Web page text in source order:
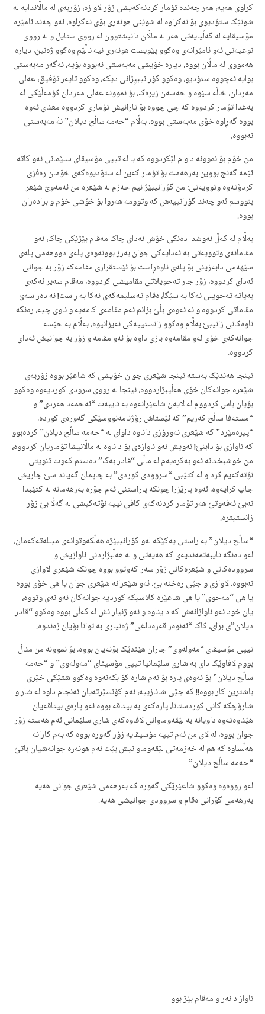
کراوی هەیە، هەر چەندە تۆمار کردنەکەیشی زۆر لاوازە، زۆربەی لە ماڵاندایە لە
شونێک ستۆدیوی بۆ نەکراوە لە شوێنی هونەری بۆی نەکراوە، ئەو چەند ئامێرە
مۆسیقایە لە گەڵیایەتی هەر لە ماڵان دانیشتوون لە رووی ستایل و لە رووی
نوعیەتی ئەو ئامێرانەی وەکوو پێویست هونەری نیە ناڵێم وەکوو ژەنین، دیارە
هەمووی لە ماڵان بووە، دیارە خۆیشی مەبەستی نەبووە بۆیە، ئەگەر مەبەستی
بوایە ئەچووە ستۆدیو، وەکوو گۆرانیبیِژانی دیکە، وەکوو تایەر تۆفیق، عەلی
مەردان، خاڵە سێوە و حەسەن زیرەک، بۆ نموونە عەلی مەردان کۆمەڵێکی لە
بەغدا تۆمار کردووە کە چی چووە بۆ تارانیش تۆماری کردووە معنای ئەوە
بووە گەڕاوە خۆی مەبەستی بووە، بەڵام “حەمە ساڵح دیلان” نەْ مەبەستی
نەبووە.
من خۆم بۆ نموونە داوام لێکردووە کە با لە تیپی مۆسیقای سلێمانی ئەو کاتە
ئێمە گەنج بووین بەرهەمت بۆ تۆمار کەین لە ستۆدیوەکەی خۆمان رەفزی
کردۆتەوە وتوویەتی: من گۆرانیبێژ نیم حەزم لە شێعرە من ئەمەوێ شێعر
بنووسم ئەو چەند گۆرانییەش کە وتوومە هەروا بۆ خۆشی خۆم و برادەران
بووە.
بەڵام لە گەڵ ئەوشدا دەنگی خۆش ئەدای چاک مەقام بێژێکی چاک، ئەو
مقامانەی وتوویەتی بە ئەدایەکی جوان بەرز بوونەوەی پلەی دووهەمی پلەی
سێهەمی دابەزینی بۆ پلەی ناوەڕاست بۆ ئێستقراری مقامەکە زۆر بە جوانی
ئەدای کردووە، زۆر جار تەحویلاتی مقامیشی کردووە، مەقام سەیر ئەکەی
بەیاتە تەحویلی ئەکا بە سێگا، ەقام تەسلیمەکەی ئەکا بە ڕاست! نە دەراسەێ
مقاماتی کردووە و نە ئەوەی بڵێ بزانم ئەم مقامەی کامەیە و ناوی چیە، رەنگە
ناوەکانی زانیبێ بەڵام وەکوو زانستییەکی نەیزانیوە، بەڵام بە حێسە
جوانەکەی خۆی لەو مقامەوە بازی داوە بۆ ئەو مقامە و زۆر بە جوانیش ئەدای
کردووە.
ئینجا هەندێک بەستە ئینجا شێعری جوان خۆیشی کە شاعێر بووە زۆربەی
شێعرە جوانەکان خۆی هەڵیبژاردووە، ئینجا لە رووی سرودی کوردیەوە وەکوو
بۆیان باس کردووم لە لایەن شاعێرانەوە بە تایبەت “ئەحمەد هەردی” و
“مستەفا ساڵح کەریم” کە ئێستاش رۆژنامەنووسێکی گەورەی کوردە،
“پیرەمێرد” کە شێعری نەورۆزی داناوە داوای لە “حەمە ساڵح دیلان” کردەبوو
کە ئاوازی بۆ دابنێ! ئەویش ئەو ئاوازەی بۆ داناوە لە ماڵانیشا تۆماریان کردووە،
من خوشبختانە ئەو بەکرەیەم لە ماڵی “قادر بەگ” دەستم کەوت تنویتی
نۆتەکەیم کرد و لە کتێبی “سروودی کوردی” بە چاپمان گەیاند سێ جاریش
جاپ کرایەوە، ئەوە پارێزرا چونکە پاراستنی ئەم جۆرە بەرهەمانە لە کتێبدا
نەبێ ئەفەوتێ هەر تۆمار کردنەکەی کافی نییە نۆتەکیشی لە گەڵا بێ زۆر
زانستیترە.
“ساڵح دیلان” بە راستی یەکێکە لەو گۆرانیبێژە هەڵکەوتوانەی میللەتەکەمان،
لەو دەنگە تایبەتمەندیەی کە هەیەتی و لە هەڵبژاردنی ئاوازیش و
سروودەکانی و شێعرەکانی زۆر سەر کەوتوو بووە چونکە شێعری لاوازی
نەبووە، لاوازی و جێی رەخنە بێ، ئەو شێعرانە شێعری جوان یا هی خۆی بووە
یا هی “مەحوی” یا هی شاعێرە کلاسیکە کوردیە جوانەکان ئەوانەی وتووە،
یان خود ئەو ئاوازانەش کە دایناوە و ئەو ژنیارانش لە گەڵی بووە وەکوو “قادر
دیلان”ی برای، کاک “ئەنوەر قەرەداغی” ژەنیاری بە توانا بۆیان ژەندوە.
تیپی مۆسیقای “مەولەوی” جاران هێندێک بۆنەیان بووە، بۆ نموونە من مناڵ
بووم لافاوێک دای بە شاری سلێمانیا تیپی مۆسیقای “مەولەوی” و “حەمە
ساڵح دیلان” بۆ ئەوەی پارە بۆ ئەم شارە کۆ بکەنەوە وەکوو شتێکی خێری
باشترین کار بووە!! کە جێی شانازییە، ئەم کۆنسێرتەیان ئەنجام داوە لە شار و
شارۆچکە کانی کوردستانا، پارەکەی بە بیتاقە بووە ئەو پارەی بیتاقەیان
هێناوەتەوە داویانە بە لێقەوماوانی لافاوەکەی شاری سلێمانی ئەم هەستە زۆر
جوان بووە، لە لای من ئەم تیپە مۆسیقایە زۆر گەورە بووە کە بەم کارانە
هەڵساوە کە هم لە خەزمەتی لێقەوماوانیش بێت ئەم هونەرە جوانەشیان باتێ
“حەمە ساڵح دیلان”
لەو رووەوە وەکوو شاعێرێکی گەورە کە بەرهەمی شێعری جوانی هەیە
بەرهەمی گۆرانی ەقام و سروودی جوانیشی هەیە.
ئاواز دانەر و مەقام بێژ بوو